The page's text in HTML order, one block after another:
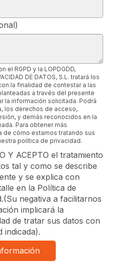
el RGPD y la LOPDGDD,
DE DATOS, S.L. tratará los
la finalidad de contestar a las
a través del presente
la información solicitada. Podrá
los derechos de acceso,
y demás reconocidos en la
Para obtener más
de cómo estamos tratando sus
política de privacidad.
Y ACEPTO el tratamiento
tal y como se describe
y se explica con
en la Política de
negativa a facilitarnos
implicará la
de tratar sus datos con
indicada).